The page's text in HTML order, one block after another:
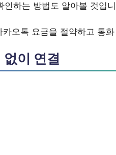
인하는 방법도 알아볼 것입
오톡 요금을 절약하고 통
이 연결